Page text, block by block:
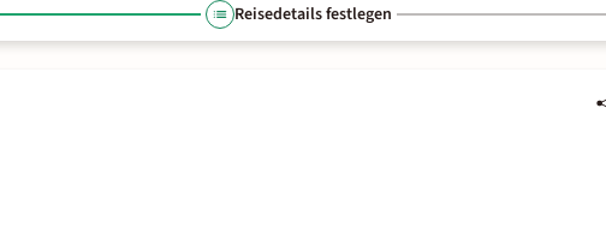
Reisedetails festlegen